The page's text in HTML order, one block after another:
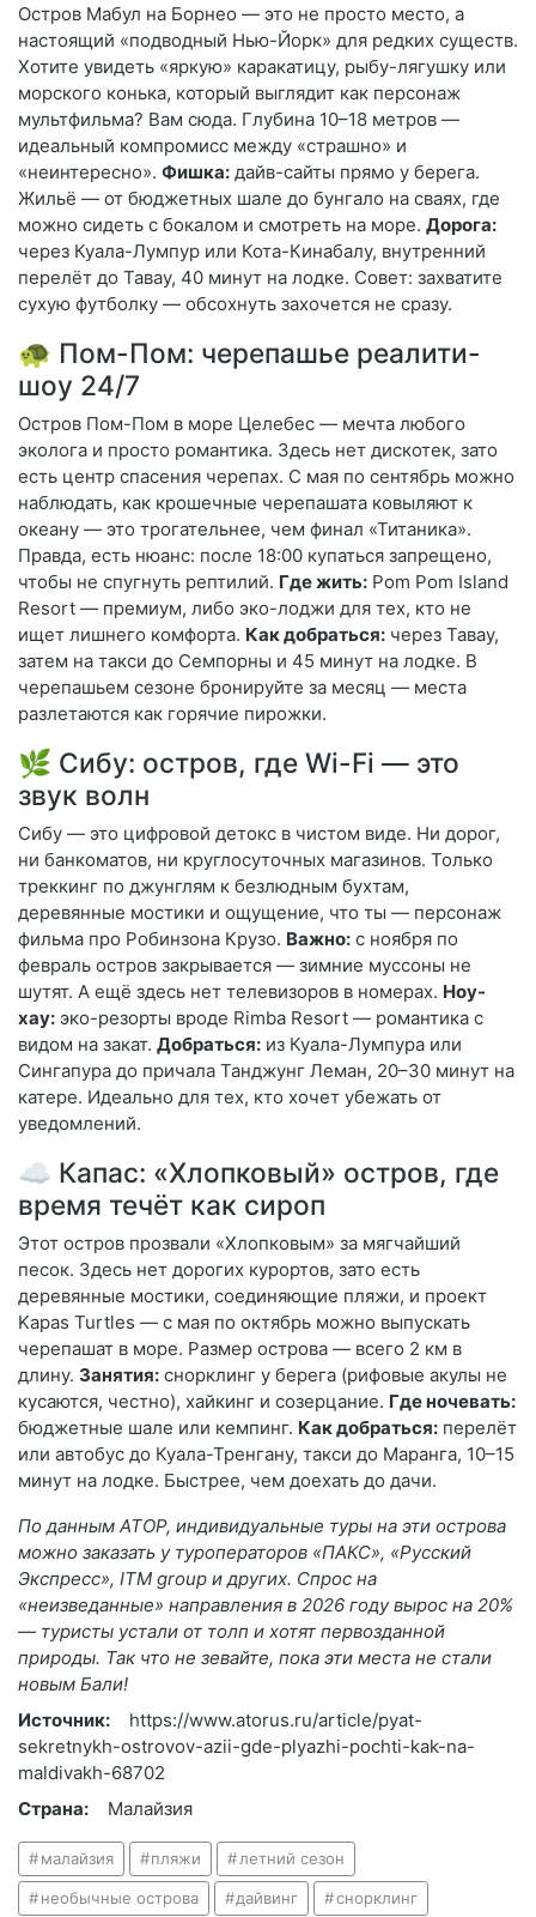
Остров Мабул на Борнео — это не просто место, а
настоящий «подводный Нью-Йорк» для редких существ.
Хотите увидеть «яркую» каракатицу, рыбу-лягушку или
морского конька, который выглядит как персонаж
мультфильма? Вам сюда. Глубина 10–18 метров —
идеальный компромисс между «страшно» и
«неинтересно». Фишка: дайв-сайты прямо у берега.
Жильё — от бюджетных шале до бунгало на сваях, где
можно сидеть с бокалом и смотреть на море. Дорога:
через Куала-Лумпур или Кота-Кинабалу, внутренний
перелёт до Тавау, 40 минут на лодке. Совет: захватите
сухую футболку — обсохнуть захочется не сразу.
🐢 Пом-Пом: черепашье реалити-
шоу 24/7
Остров Пом-Пом в море Целебес — мечта любого
эколога и просто романтика. Здесь нет дискотек, зато
есть центр спасения черепах. С мая по сентябрь можно
наблюдать, как крошечные черепашата ковыляют к
океану — это трогательнее, чем финал «Титаника».
Правда, есть нюанс: после 18:00 купаться запрещено,
чтобы не спугнуть рептилий. Где жить: Pom Pom Island
Resort — премиум, либо эко-лоджи для тех, кто не
ищет лишнего комфорта. Как добраться: через Тавау,
затем на такси до Семпорны и 45 минут на лодке. В
черепашьем сезоне бронируйте за месяц — места
разлетаются как горячие пирожки.
🌿 Сибу: остров, где Wi-Fi — это
звук волн
Сибу — это цифровой детокс в чистом виде. Ни дорог,
ни банкоматов, ни круглосуточных магазинов. Только
треккинг по джунглям к безлюдным бухтам,
деревянные мостики и ощущение, что ты — персонаж
фильма про Робинзона Крузо. Важно: с ноября по
февраль остров закрывается — зимние муссоны не
шутят. А ещё здесь нет телевизоров в номерах. Ноу-
хау: эко-резорты вроде Rimba Resort — романтика с
видом на закат. Добраться: из Куала-Лумпура или
Сингапура до причала Танджунг Леман, 20–30 минут на
катере. Идеально для тех, кто хочет убежать от
уведомлений.
☁️ Капас: «Хлопковый» остров, где
время течёт как сироп
Этот остров прозвали «Хлопковым» за мягчайший
песок. Здесь нет дорогих курортов, зато есть
деревянные мостики, соединяющие пляжи, и проект
Kapas Turtles — с мая по октябрь можно выпускать
черепашат в море. Размер острова — всего 2 км в
длину. Занятия: снорклинг у берега (рифовые акулы не
кусаются, честно), хайкинг и созерцание. Где ночевать:
бюджетные шале или кемпинг. Как добраться: перелёт
или автобус до Куала-Тренгану, такси до Маранга, 10–15
минут на лодке. Быстрее, чем доехать до дачи.
По данным АТОР, индивидуальные туры на эти острова
можно заказать у туроператоров «ПАКС», «Русский
Экспресс», ITM group и других. Спрос на
«неизведанные» направления в 2026 году вырос на 20%
— туристы устали от толп и хотят первозданной
природы. Так что не зевайте, пока эти места не стали
новым Бали!
Источник:
https://www.atorus.ru/article/pyat-
sekretnykh-ostrovov-azii-gde-plyazhi-pochti-kak-na-
maldivakh-68702
Страна:
Малайзия
малайзия пляжи летний сезон
необычные острова дайвинг снорклинг